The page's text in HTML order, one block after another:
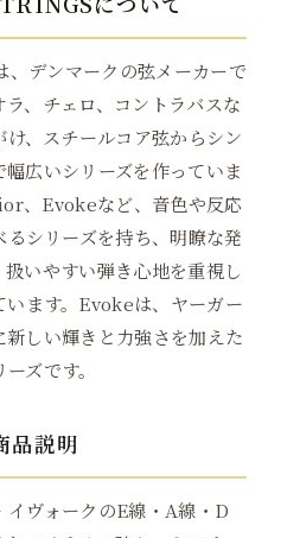
デンマークの弦メーカーで
ラ、チェロ、コントラバスな
、スチールコア弦からシン
広いシリーズを作っていま
、Evokeなど、音色や反応
シリーズを持ち、明瞭な発
いやすい弾き心地を重視し
います。Evokeは、ヤーガー
新しい輝きと力強さを加えた
ーズです。
品説明
イヴォークのE線・A線・D
・ループ兼用